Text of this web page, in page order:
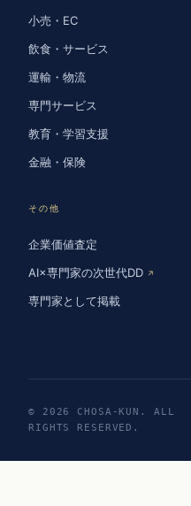
小売・EC
飲食・サービス
運輸・物流
専門サービス
教育・学習支援
金融・保険
その他
企業価値査定
AI×専門家の次世代DD ↗
専門家として掲載
© 2026 CHOSA-KUN. ALL
RIGHTS RESERVED.